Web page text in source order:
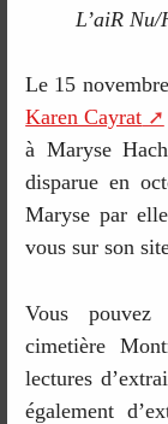
L’aiR
Le 15
Karen Cayrat
à Maryse
disparue en
Maryse par
vous sur son
Vous pouvez
cimetière
lectures
également